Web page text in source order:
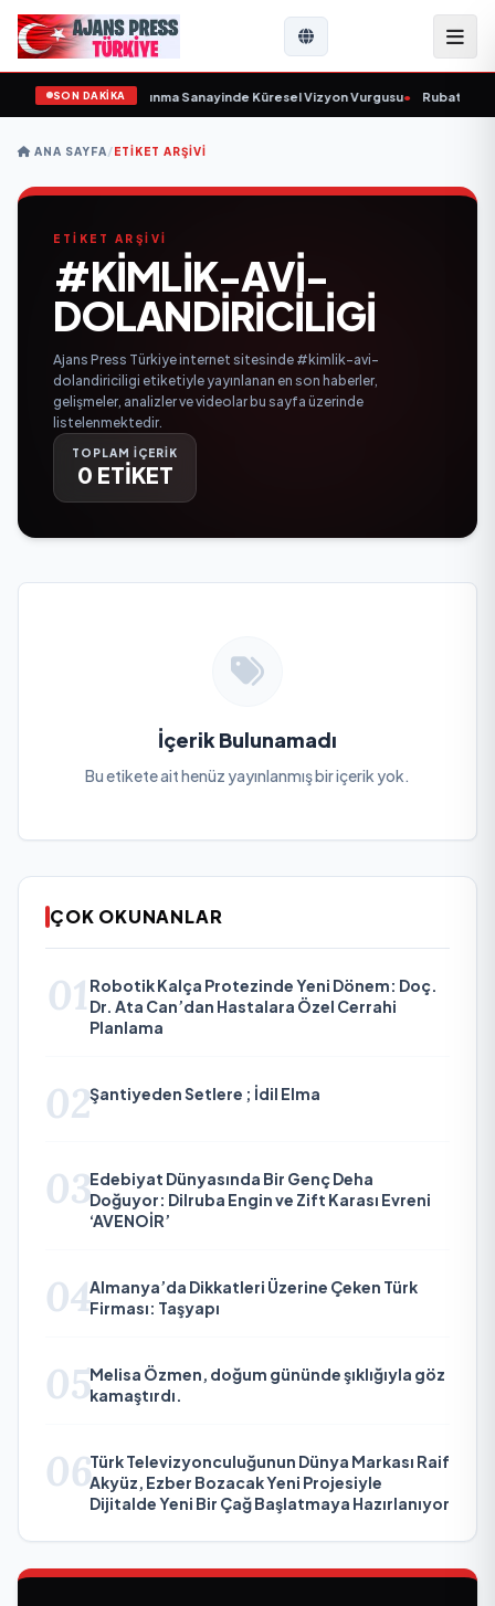
SON DAKİKA
Açıkladı ve Savunma Sanayinde Küresel Vizyon Vurgusu• Rubato
ANA SAYFA/ETIKET ARŞIVI
ETİKET ARŞİVİ
#KIMLIK-AVI-
DOLANDIRICILIGI
Ajans Press Türkiye internet sitesinde #kimlik-avi-
dolandiriciligi etiketiyle yayınlanan en son haberler,
gelişmeler, analizler ve videolar bu sayfa üzerinde
listelenmektedir.
TOPLAM İÇERİK
0 ETİKET
İçerik Bulunamadı
Bu etikete ait henüz yayınlanmış bir içerik yok.
ÇOK OKUNANLAR
01 Robotik Kalça Protezinde Yeni Dönem: Doç.
Dr. Ata Can’dan Hastalara Özel Cerrahi
Planlama
02Şantiyeden Setlere ; İdil Elma
03Edebiyat Dünyasında Bir Genç Deha
Doğuyor: Dilruba Engin ve Zift Karası Evreni
‘AVENOİR’
04Almanya’da Dikkatleri Üzerine Çeken Türk
Firması: Taşyapı
05Melisa Özmen, doğum gününde şıklığıyla göz
kamaştırdı.
06Türk Televizyonculuğunun Dünya Markası Raif
Akyüz, Ezber Bozacak Yeni Projesiyle
Dijitalde Yeni Bir Çağ Başlatmaya Hazırlanıyor